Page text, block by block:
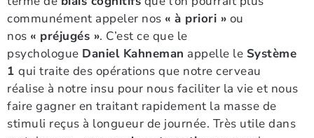
communément appeler nos « à priori » ou
nos « préjugés ». C’est ce que le
psychologue Daniel Kahneman appelle le Système
1 qui traite des opérations que notre cerveau
réalise à notre insu pour nous faciliter la vie et nous
faire gagner en traitant rapidement la masse de
stimuli reçus à longueur de journée. Très utile dans